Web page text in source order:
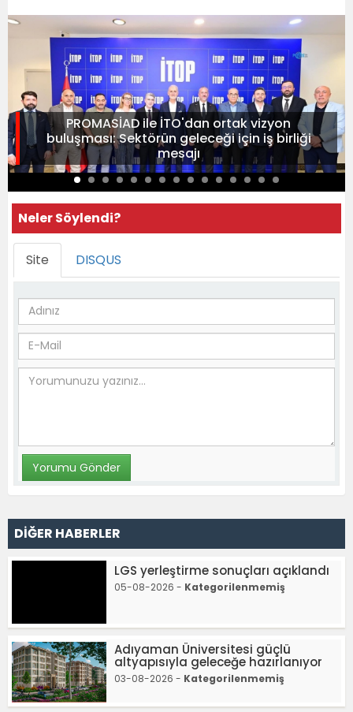
PROMASİAD ile İTO'dan ortak vizyon
buluşması: Sektörün geleceği için iş birliği
mesajı
Neler Söylendi?
Site DISQUS
DİĞER HABERLER
LGS yerleştirme sonuçları açıklandı
05-08-2026 - Kategorilenmemiş
Adıyaman Üniversitesi güçlü
altyapısıyla geleceğe hazırlanıyor
03-08-2026 - Kategorilenmemiş